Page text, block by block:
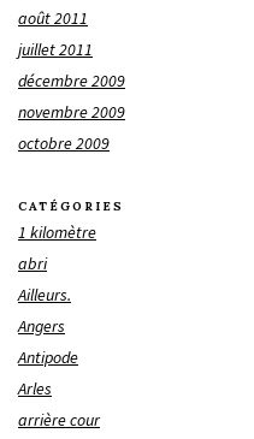
août 2011
juillet 2011
décembre 2009
novembre 2009
octobre 2009
CATÉGORIES
1 kilomètre
abri
Ailleurs.
Angers
Antipode
Arles
arrière cour